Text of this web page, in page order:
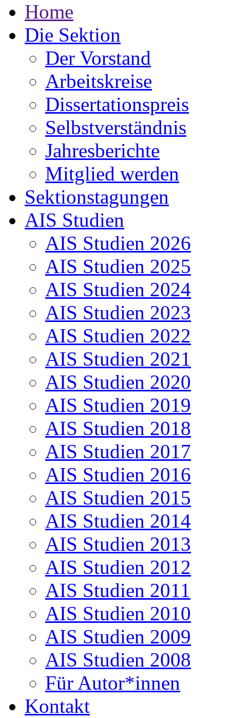
Home
Die Sektion
Der Vorstand
Arbeitskreise
Dissertationspreis
Selbstverständnis
Jahresberichte
Mitglied werden
Sektionstagungen
AIS Studien
AIS Studien 2026
AIS Studien 2025
AIS Studien 2024
AIS Studien 2023
AIS Studien 2022
AIS Studien 2021
AIS Studien 2020
AIS Studien 2019
AIS Studien 2018
AIS Studien 2017
AIS Studien 2016
AIS Studien 2015
AIS Studien 2014
AIS Studien 2013
AIS Studien 2012
AIS Studien 2011
AIS Studien 2010
AIS Studien 2009
AIS Studien 2008
Für Autor*innen
Kontakt